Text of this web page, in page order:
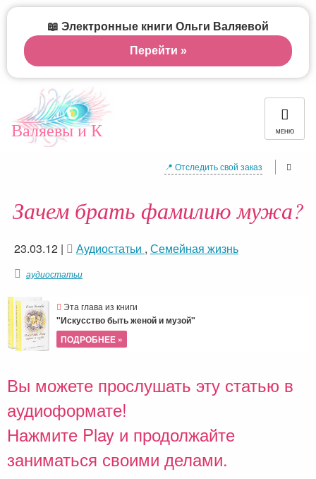
Валяевы и К МЕНЮ
📍 Отследить свой заказ
Зачем брать фамилию мужа?
23.03.12 | Аудиостатьи , Семейная жизнь
аудиостатьи
Эта глава из книги
"Искусство быть женой и музой"
ПОДРОБНЕЕ »
Вы можете прослушать эту статью в
аудиоформате!
Нажмите Play и продолжайте
заниматься своими делами.
📖 Электронные книги Ольги Валяевой
Перейти »